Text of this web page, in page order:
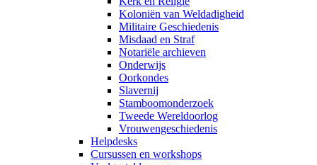
Koloniën van Weldadigheid
Militaire Geschiedenis
Misdaad en Straf
Notariële archieven
Onderwijs
Oorkondes
Slavernij
Stamboomonderzoek
Tweede Wereldoorlog
Vrouwengeschiedenis
Helpdesks
Cursussen en workshops